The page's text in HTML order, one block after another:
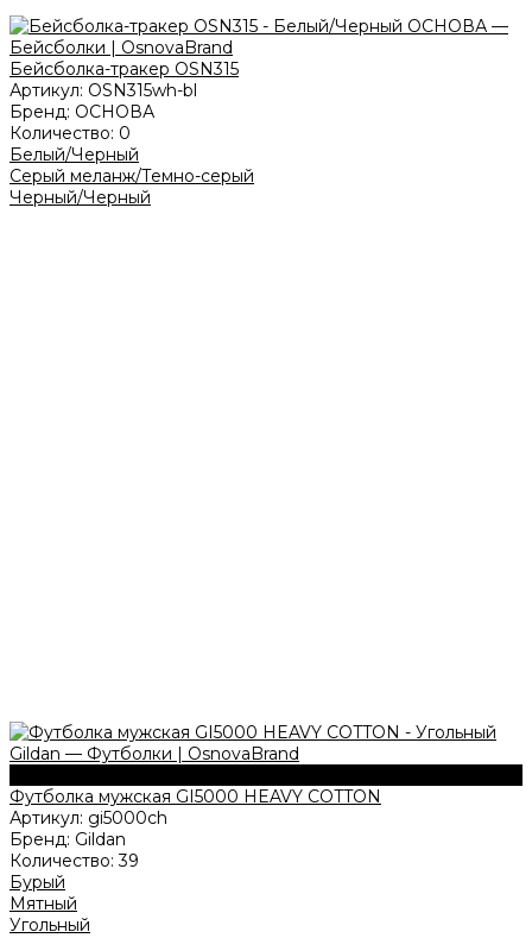
Бейсболка-тракер OSN315
Артикул: OSN315wh-bl
Бренд: ОСНОВА
Количество: 0
Белый/Черный
Серый меланж/Темно-серый
Черный/Черный
Футболка мужская GI5000 HEAVY COTTON
Артикул: gi5000ch
Бренд: Gildan
Количество:39
Бурый
Мятный
Угольный